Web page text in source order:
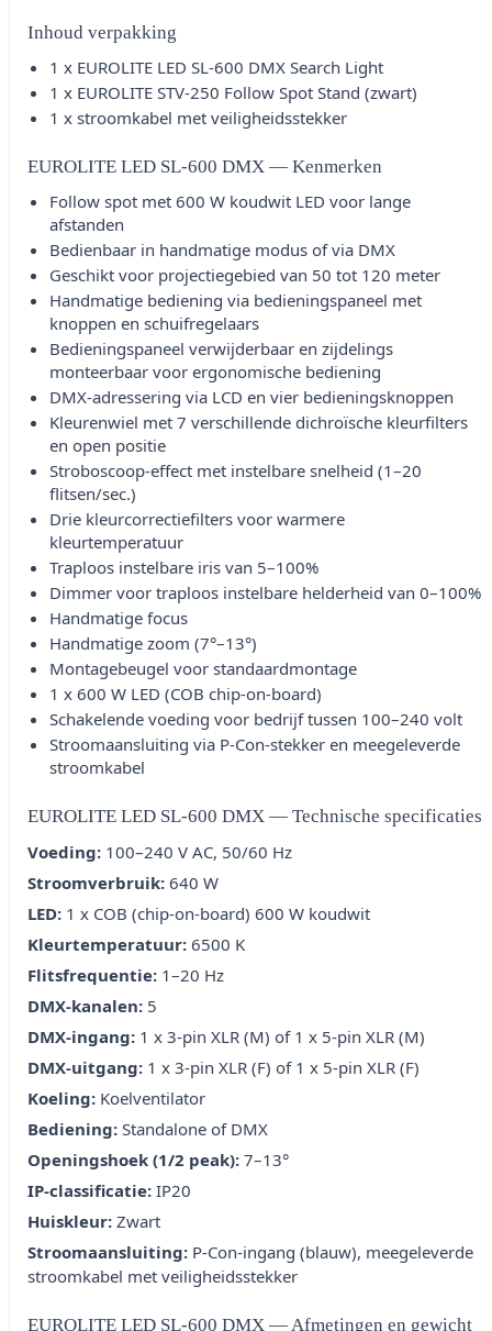
Inhoud verpakking
1 x EUROLITE LED SL-600 DMX Search Light
1 x EUROLITE STV-250 Follow Spot Stand (zwart)
1 x stroomkabel met veiligheidsstekker
EUROLITE LED SL-600 DMX — Kenmerken
Follow spot met 600 W koudwit LED voor lange
afstanden
Bedienbaar in handmatige modus of via DMX
Geschikt voor projectiegebied van 50 tot 120 meter
Handmatige bediening via bedieningspaneel met
knoppen en schuifregelaars
Bedieningspaneel verwijderbaar en zijdelings
monteerbaar voor ergonomische bediening
DMX-adressering via LCD en vier bedieningsknoppen
Kleurenwiel met 7 verschillende dichroïsche kleurfilters
en open positie
Stroboscoop-effect met instelbare snelheid (1–20
flitsen/sec.)
Drie kleurcorrectiefilters voor warmere
kleurtemperatuur
Traploos instelbare iris van 5–100%
Dimmer voor traploos instelbare helderheid van 0–100%
Handmatige focus
Handmatige zoom (7°–13°)
Montagebeugel voor standaardmontage
1 x 600 W LED (COB chip-on-board)
Schakelende voeding voor bedrijf tussen 100–240 volt
Stroomaansluiting via P-Con-stekker en meegeleverde
stroomkabel
EUROLITE LED SL-600 DMX — Technische specificaties
Voeding: 100–240 V AC, 50/60 Hz
Stroomverbruik: 640 W
LED: 1 x COB (chip-on-board) 600 W koudwit
Kleurtemperatuur: 6500 K
Flitsfrequentie: 1–20 Hz
DMX-kanalen: 5
DMX-ingang: 1 x 3-pin XLR (M) of 1 x 5-pin XLR (M)
DMX-uitgang: 1 x 3-pin XLR (F) of 1 x 5-pin XLR (F)
Koeling: Koelventilator
Bediening: Standalone of DMX
Openingshoek (1/2 peak): 7–13°
IP-classificatie: IP20
Huiskleur: Zwart
Stroomaansluiting: P-Con-ingang (blauw), meegeleverde
stroomkabel met veiligheidsstekker
EUROLITE LED SL-600 DMX — Afmetingen en gewicht